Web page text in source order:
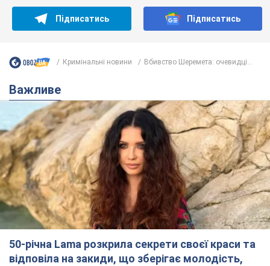
Підписатись Підписатись
Кримінальні новини Вбивство Шеремета: очевидці...
Важливе
50-річна Lama розкрила секрети своєї краси та
відповіла на закиди, що зберігає молодість,